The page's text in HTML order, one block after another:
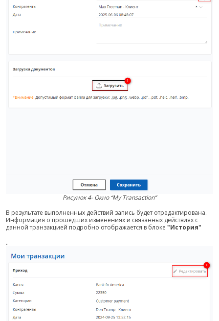
Рисунок 4- Окно “My Transaction”
В результате выполненных действий запись будет отредактирована.
Информация о прошедших изменениях и связанных действиях с
данной транзакцией подробно отображается в блоке "История"
.